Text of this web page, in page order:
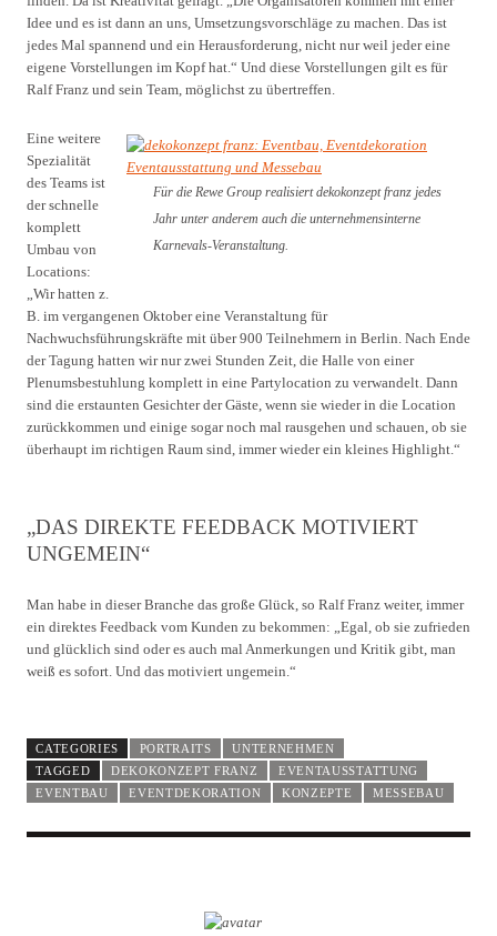
Idee und es ist dann an uns, Umsetzungsvorschläge zu machen. Das ist
jedes Mal spannend und ein Herausforderung, nicht nur weil jeder eine
eigene Vorstellungen im Kopf hat.“ Und diese Vorstellungen gilt es für
Ralf Franz und sein Team, möglichst zu übertreffen.
Für die Rewe Group realisiert dekokonzept franz jedes
Jahr unter anderem auch die unternehmensinterne
Karnevals-Veranstaltung.
Eine weitere
Spezialität
des Teams ist
der schnelle
komplett
Umbau von
Locations:
„Wir hatten z.
B. im vergangenen Oktober eine Veranstaltung für
Nachwuchsführungskräfte mit über 900 Teilnehmern in Berlin. Nach Ende
der Tagung hatten wir nur zwei Stunden Zeit, die Halle von einer
Plenumsbestuhlung komplett in eine Partylocation zu verwandelt. Dann
sind die erstaunten Gesichter der Gäste, wenn sie wieder in die Location
zurückkommen und einige sogar noch mal rausgehen und schauen, ob sie
überhaupt im richtigen Raum sind, immer wieder ein kleines Highlight.“
„DAS DIREKTE FEEDBACK MOTIVIERT
UNGEMEIN“
Man habe in dieser Branche das große Glück, so Ralf Franz weiter, immer
ein direktes Feedback vom Kunden zu bekommen: „Egal, ob sie zufrieden
und glücklich sind oder es auch mal Anmerkungen und Kritik gibt, man
weiß es sofort. Und das motiviert ungemein.“
CATEGORIES PORTRAITS
UNTERNEHMEN
TAGGED
DEKOKONZEPT FRANZ
EVENTAUSSTATTUNG
EVENTBAU
EVENTDEKORATION KONZEPTE MESSEBAU